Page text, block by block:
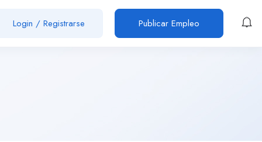
Login / Registrarse Publicar Empleo